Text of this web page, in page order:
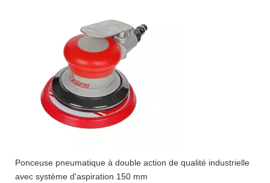
Ponceuse pneumatique à double action de qualité industrielle
avec système d'aspiration 150 mm